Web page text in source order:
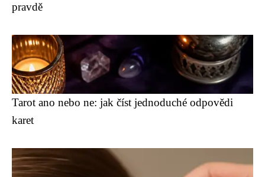
pravdě
Tarot ano nebo ne: jak číst jednoduché odpovědi
karet